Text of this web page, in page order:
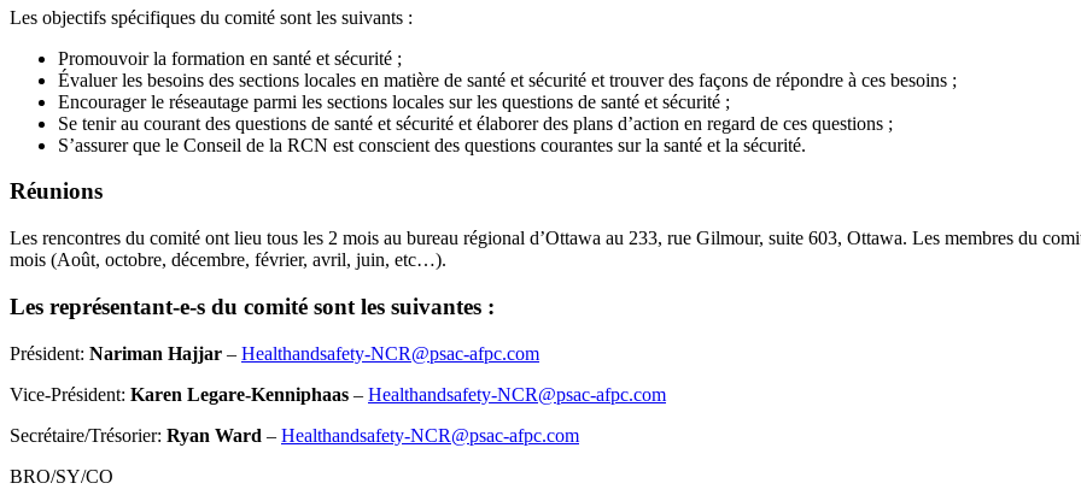
Les objectifs spécifiques du comité sont les suivants :
Promouvoir la formation en santé et sécurité ;
Évaluer les besoins des sections locales en matière de santé et sécurité et trouver des façons de répondre à ces besoins ;
Encourager le réseautage parmi les sections locales sur les questions de santé et sécurité ;
Se tenir au courant des questions de santé et sécurité et élaborer des plans d’action en regard de ces questions ;
S’assurer que le Conseil de la RCN est conscient des questions courantes sur la santé et la sécurité.
Réunions
Les rencontres du comité ont lieu tous les 2 mois au bureau régional d’Ottawa au 233, rue Gilmour, suite 603, Ottawa. Les membres du
mois (Août, octobre, décembre, février, avril, juin, etc…).
Les représentant-e-s du comité sont les suivantes :
Président: Nariman Hajjar – Healthandsafety-NCR@psac-afpc.com
Vice-Président: Karen Legare-Kenniphaas – Healthandsafety-NCR@psac-afpc.com
Secrétaire/Trésorier: Ryan Ward – Healthandsafety-NCR@psac-afpc.com
BRO/SY/CO